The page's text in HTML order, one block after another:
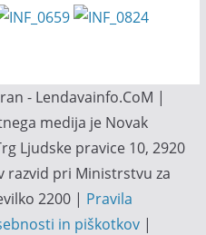
- Lendavainfo.CoM |
medija je Novak
Ljudske pravice 10, 2920
razvid pri Ministrstvu za
2200 | Pravila
in piškotkov|